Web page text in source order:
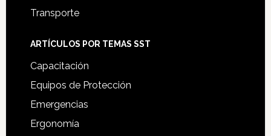
Transporte
ARTÍCULOS POR TEMAS SST
Capacitación
Equipos de Protección
Emergencias
Ergonomía